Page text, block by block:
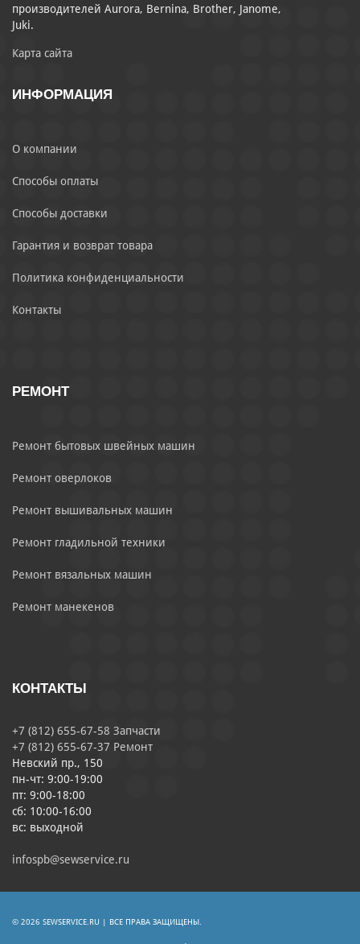
производителей Aurora, Bernina, Brother, Janome,
Juki.
Карта сайта
ИНФОРМАЦИЯ
О компании
Способы оплаты
Способы доставки
Гарантия и возврат товара
Политика конфиденциальности
Контакты
РЕМОНТ
Ремонт бытовых швейных машин
Ремонт оверлоков
Ремонт вышивальных машин
Ремонт гладильной техники
Ремонт вязальных машин
Ремонт манекенов
КОНТАКТЫ
+7 (812) 655-67-58 Запчасти
+7 (812) 655-67-37 Ремонт
Невский пр., 150
пн-чт: 9:00-19:00
пт: 9:00-18:00
сб: 10:00-16:00
вс: выходной
infospb@sewservice.ru
© 2026 SEWSERVICE.RU | ВСЕ ПРАВА ЗАЩИЩЕНЫ.